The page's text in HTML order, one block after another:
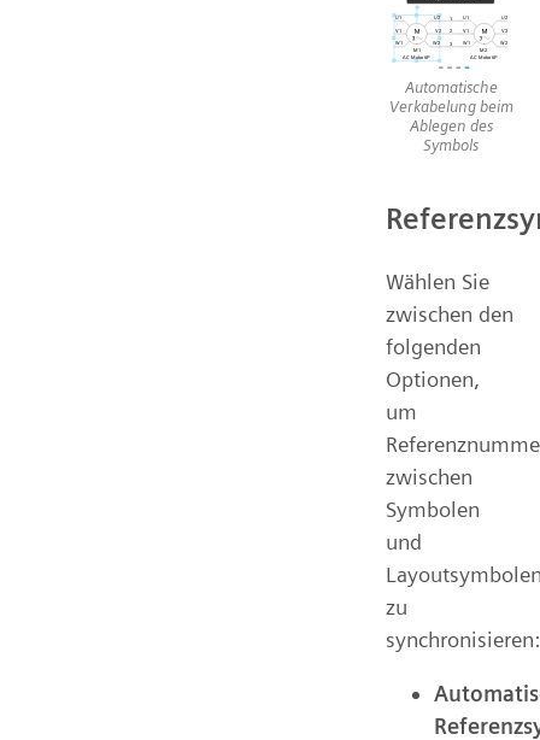
Automatische
Verkabelung beim
Ablegen des
Symbols
Wählen Sie
zwischen den
folgenden
Optionen,
um
zwischen
Symbolen
und
zu
synchronisieren: